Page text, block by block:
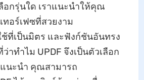
อกรุ่นใด เราแนะนำให้คุณ
ทอร์เฟซที่สวยงาม
ที่เป็นมิตร และฟังก์ชันอันทรง
าทำไม UPDF จึงเป็นตัวเลือก
นะนำ คุณสามารถ